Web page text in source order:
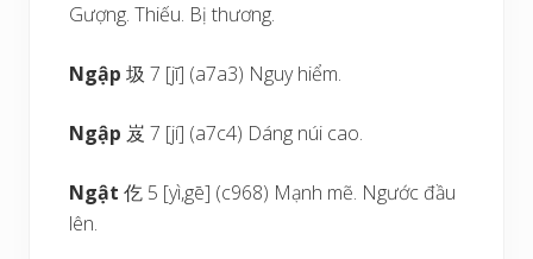
Gượng. Thiếu. Bị thương.
Ngập圾 7 [jī] (a7a3) Nguy hiểm.
Ngập 岌 7 [jí] (a7c4) Dáng núi cao.
Ngật 仡 5 [yì,gē] (c968) Mạnh mẽ. Ngước đầu
lên.